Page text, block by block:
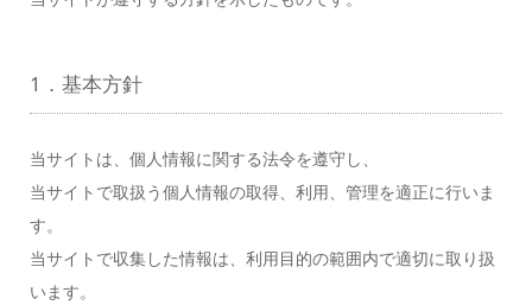
1．基本方針
当サイトは、個人情報に関する法令を遵守し、
当サイトで取扱う個人情報の取得、利用、管理を適正に行いま
す。
当サイトで収集した情報は、利用目的の範囲内で適切に取り扱
います。